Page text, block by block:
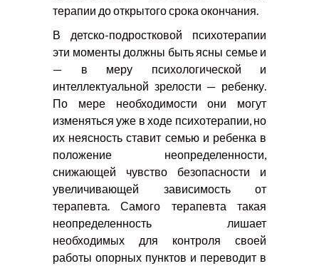
терапии до открытого срока окончания.
В детско-подростковой психотерапии
эти моменты должны быть ясны семье и
— в меру психологической и
интеллектуальной зрелости — ребенку.
По мере необходимости они могут
изменяться уже в ходе психотерапии, но
их неясность ставит семью и ребенка в
положение неопределенности,
снижающей чувство безопасности и
увеличивающей зависимость от
терапевта. Самого терапевта такая
неопределенность лишает
необходимых для контроля своей
работы опорных пунктов и переводит в